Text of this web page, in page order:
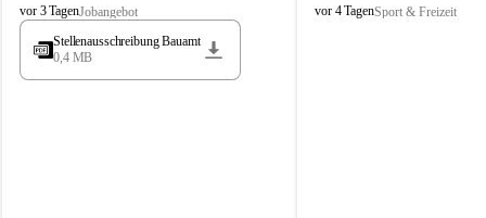
S
t
s
vor 3 TagenJobangebot
Stellenausschreibung Bauamt
0,4 MB
S
vor 4 TagenSport & Freizeit